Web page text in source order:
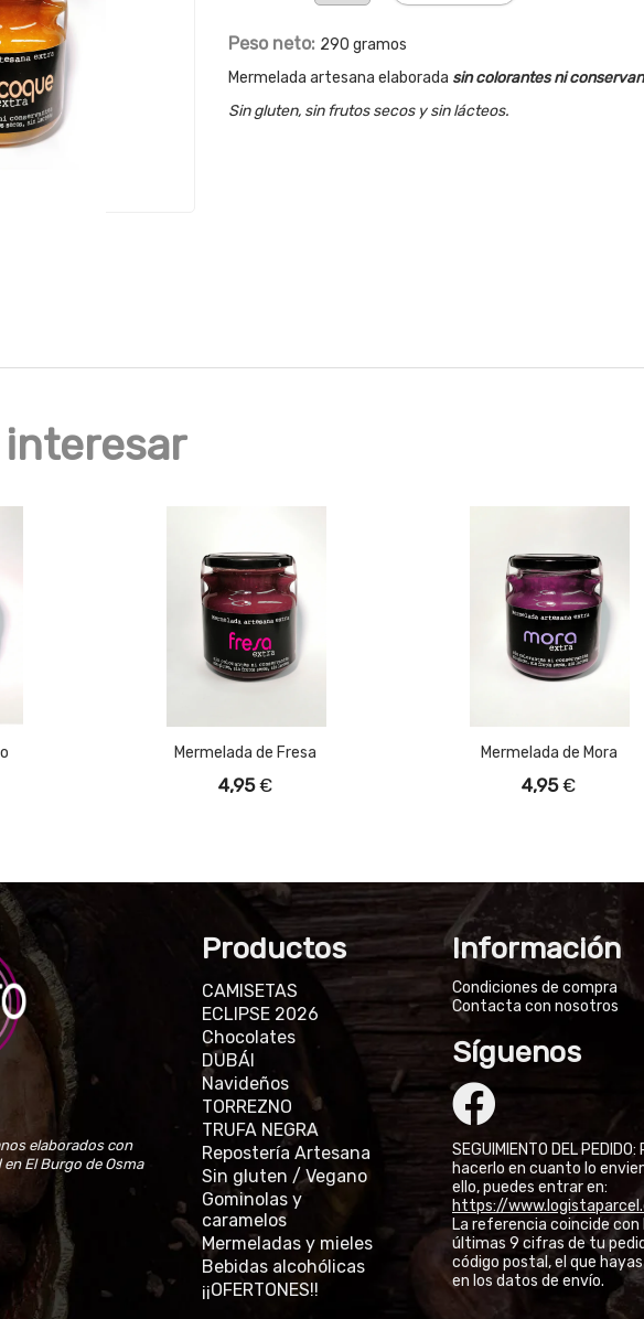
Peso neto: 290 gramos
Mermelada artesana elaborada sin colorantes ni
Sin gluten, sin frutos secos y sin lácteos.
interesar
Mermelada de Fresa
4,95€
Mermelada de Mora
4,95€
elaborados con
El Burgo de Osma
Productos
CAMISETAS
ECLIPSE 2026
Chocolates
DUBÁI
Navideños
TORREZNO
TRUFA NEGRA
Repostería Artesana
Sin gluten / Vegano
Gominolas y
caramelos
Mermeladas y mieles
Bebidas alcohólicas
¡¡OFERTONES!!
Información
Condiciones de compra
Contacta con nosotros
Síguenos
SEGUIMIENTO DEL
hacerlo en cuanto lo
ello, puedes entrar en:
https://
La referencia coincide con
últimas 9 cifras de tu
código postal, el que
en los datos de envío.